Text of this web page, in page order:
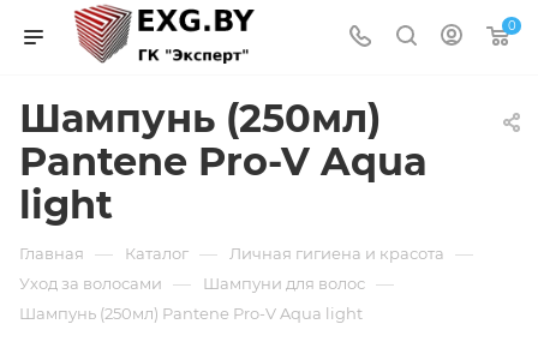
0
Шампунь (250мл)
Pantene Pro-V Aqua
light
Главная — Каталог — Личная гигиена и красота —
Уход за волосами — Шампуни для волос —
Шампунь (250мл) Pantene Pro-V Aqua light